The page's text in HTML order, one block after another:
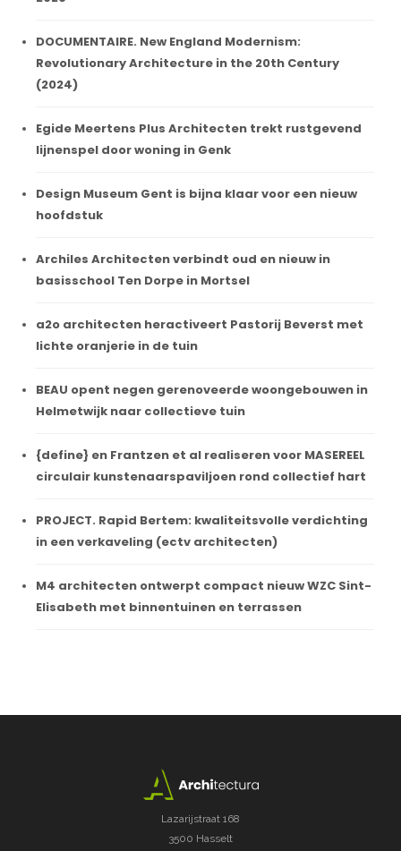
DOCUMENTAIRE. New England Modernism:
Revolutionary Architecture in the 20th Century
(2024)
Egide Meertens Plus Architecten trekt rustgevend
lijnenspel door woning in Genk
Design Museum Gent is bijna klaar voor een nieuw
hoofdstuk
Archiles Architecten verbindt oud en nieuw in
basisschool Ten Dorpe in Mortsel
a2o architecten heractiveert Pastorij Beverst met
lichte oranjerie in de tuin
BEAU opent negen gerenoveerde woongebouwen in
Helmetwijk naar collectieve tuin
{define} en Frantzen et al realiseren voor MASEREEL
circulair kunstenaarspaviljoen rond collectief hart
PROJECT. Rapid Bertem: kwaliteitsvolle verdichting
in een verkaveling (ectv architecten)
M4 architecten ontwerpt compact nieuw WZC Sint-
Elisabeth met binnentuinen en terrassen
Lazarijstraat 168
3500 Hasselt